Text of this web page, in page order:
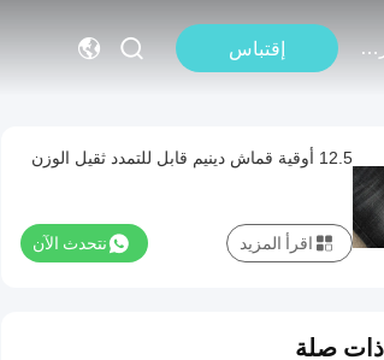
الواقع الافتراضي إقتباس
12.5 أوقية قماش دينيم قابل للتمدد ثقيل الوزن
نتحدث الآن اقرأ المزيد
صلة